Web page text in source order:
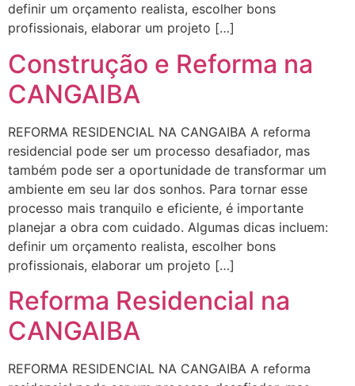
definir um orçamento realista, escolher bons
profissionais, elaborar um projeto […]
Construção e Reforma na
CANGAIBA
REFORMA RESIDENCIAL NA CANGAIBA A reforma
residencial pode ser um processo desafiador, mas
também pode ser a oportunidade de transformar um
ambiente em seu lar dos sonhos. Para tornar esse
processo mais tranquilo e eficiente, é importante
planejar a obra com cuidado. Algumas dicas incluem:
definir um orçamento realista, escolher bons
profissionais, elaborar um projeto […]
Reforma Residencial na
CANGAIBA
REFORMA RESIDENCIAL NA CANGAIBA A reforma